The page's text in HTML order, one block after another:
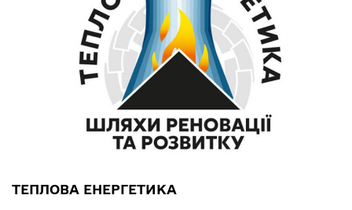
ТЕПЛОВА ЕНЕРГЕТИКА